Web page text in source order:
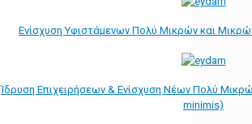
Ενίσχυση Υφιστάμενων Πολύ Μικρών και
Ίδρυση Επιχειρήσεων & Ενίσχυση Νέων Πολύ
minimis)